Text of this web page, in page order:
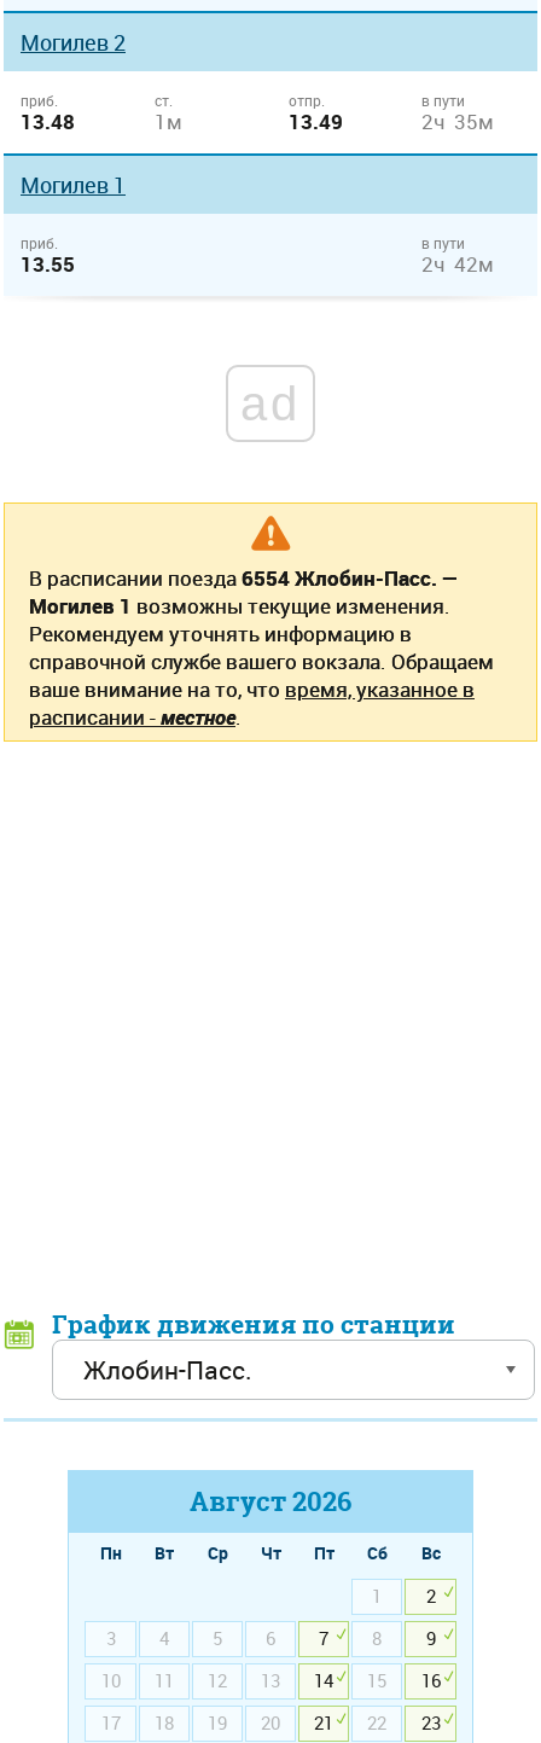
Могилев 2
приб.
13.48
ст.
1м
отпр.
13.49
в пути
2ч 35м
Могилев 1
приб.
13.55
в пути
2ч 42м
ad
В расписании поезда6554 Жлобин-Пасс. —
Могилев 1 возможны текущие изменения.
Рекомендуем уточнять информацию в
справочной службе вашего вокзала. Обращаем
ваше внимание на то, что время, указанное в
расписании -местное.
График движения по станции
Август2026
Пн Вт Ср Чт Пт Сб
Вс
1
2
3
4 5 6 7 8
9
10
11 12 13 14 15
16
17
18 19 20 21 22
23